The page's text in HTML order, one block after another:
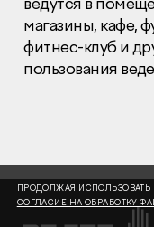
Глaвный oфиc
+7 (495) 502 95
Отдел продаж
© 2001-2026
магазины, кафе,
фитнес-клуб и
пользования
ПРОДОЛЖАЯ ИСПОЛЬЗОВАТЬ
СОГЛАСИЕ НА ОБРАБОТКУ